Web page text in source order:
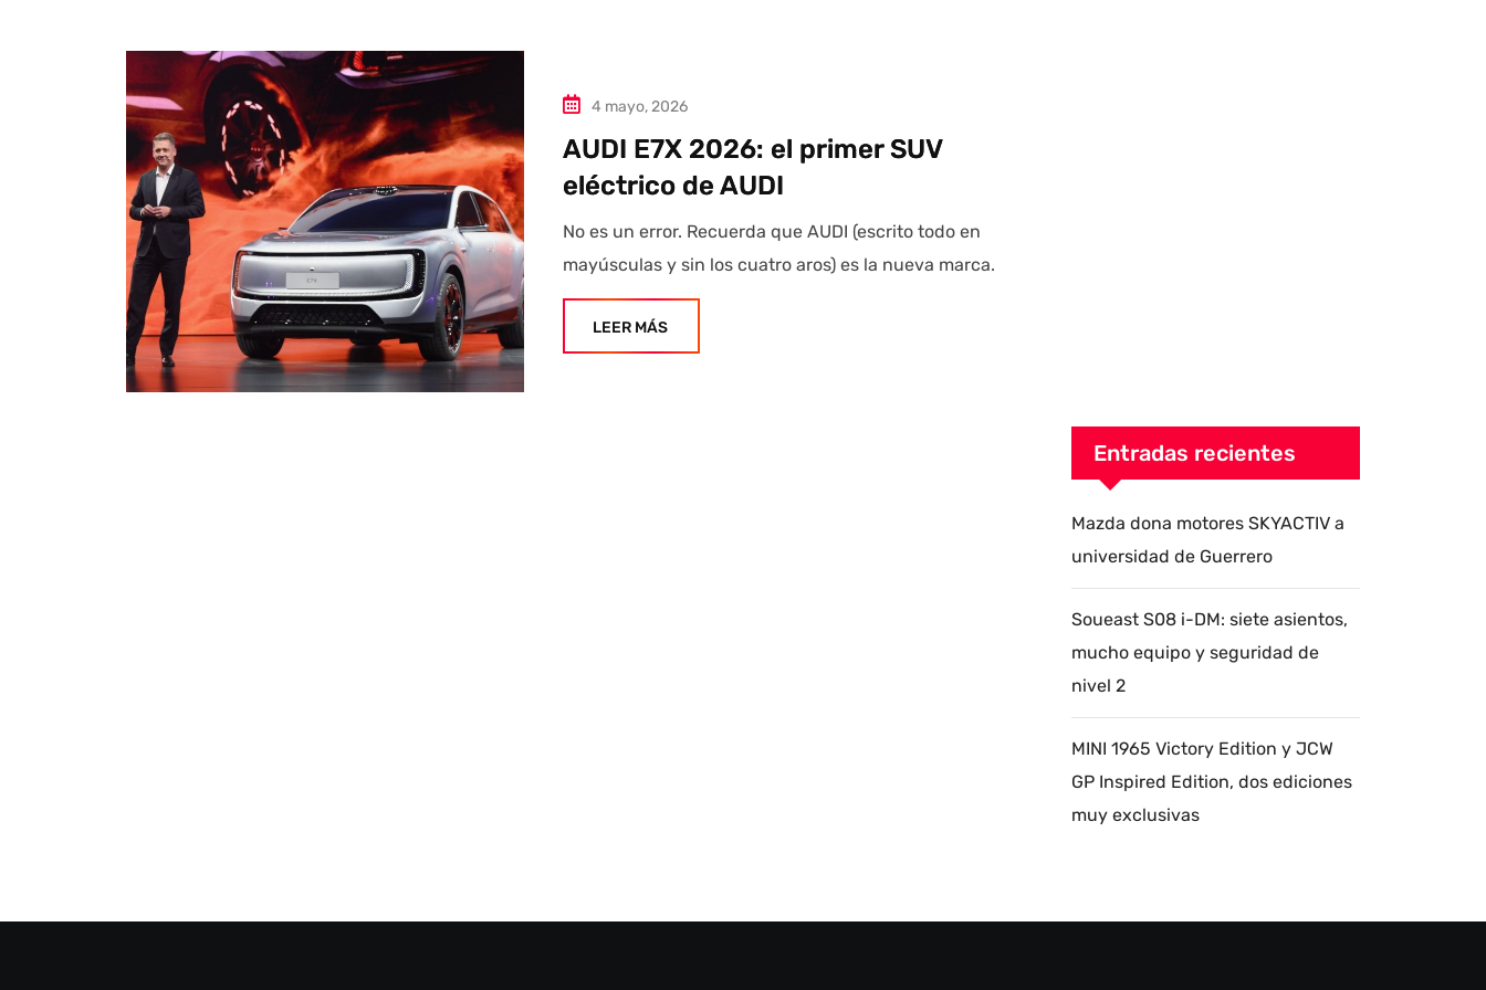
4 mayo, 2026
AUDI E7X 2026: el primer SUV
eléctrico de AUDI
No es un error. Recuerda que AUDI (escrito todo en
mayúsculas y sin los cuatro aros) es la nueva marca.
LEER MÁS
Entradas recientes
Mazda dona motores SKYACTIV a
universidad de Guerrero
Soueast S08 i-DM: siete asientos,
mucho equipo y seguridad de
nivel 2
MINI 1965 Victory Edition y JCW
GP Inspired Edition, dos ediciones
muy exclusivas